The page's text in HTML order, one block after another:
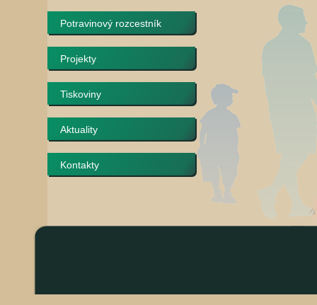
Potravinový rozcestník
Projekty
Tiskoviny
Aktuality
Kontakty